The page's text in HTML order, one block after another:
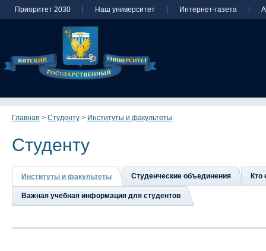
Приоритет 2030 Наш университет Интернет-газета
Главная > Студенту > Институты и факультеты
Студенту
Институты и факультеты Студенческие объединения Кто
Важная учебная информация для студентов